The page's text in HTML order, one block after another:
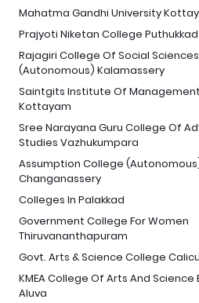
Mahatma Gandhi University
Prajyoti Niketan College Puthukkad
Rajagiri College Of Social Sciences
(Autonomous) Kalamassery
Saintgits Institute Of Management
Kottayam
Sree Narayana Guru College Of
Studies Vazhukumpara
Assumption College
Changanassery
Colleges In Palakkad
Government College For Women
Thiruvananthapuram
Govt. Arts & Science College
KMEA College Of Arts And Science
Aluva